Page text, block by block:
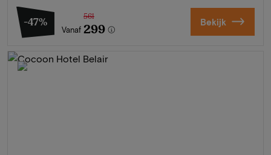
-47%
Vanaf
561
299 Bekijk